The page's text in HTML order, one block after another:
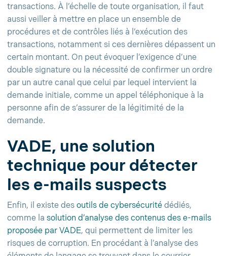
transactions. À l’échelle de toute organisation, il faut
aussi veiller à mettre en place un ensemble de
procédures et de contrôles liés à l’exécution des
transactions, notamment si ces dernières dépassent un
certain montant. On peut évoquer l’exigence d’une
double signature ou la nécessité de confirmer un ordre
par un autre canal que celui par lequel intervient la
demande initiale, comme un appel téléphonique à la
personne afin de s’assurer de la légitimité de la
demande.
VADE, une solution
technique pour détecter
les e-mails suspects
Enfin, il existe des outils de cybersécurité dédiés,
comme la solution d’analyse des contenus des e-mails
proposée par VADE, qui permettent de limiter les
risques de corruption. En procédant à l’analyse des